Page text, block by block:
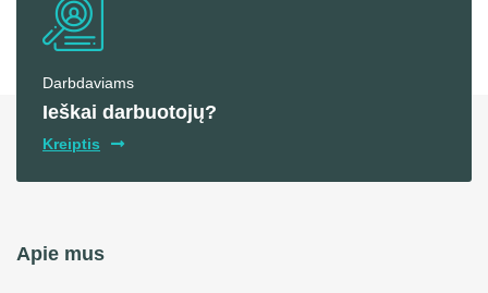
Darbdaviams
Ieškai darbuotojų?
Kreiptis
Apie mus